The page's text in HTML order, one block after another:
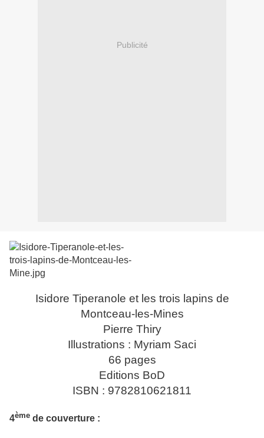
Publicité
Isidore Tiperanole et les trois lapins de
Montceau-les-Mines
Pierre Thiry
Illustrations : Myriam Saci
66 pages
Editions BoD
ISBN : 9782810621811
4ème de couverture :